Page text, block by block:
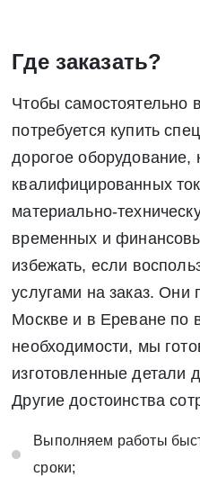
Где заказать?
Чтобы самостоятельно
потребуется купить
дорогое оборудование,
квалифицированных
материально-
временных и
избежать, если
услугами на заказ. Они
Москве и в Ереване по
необходимости, мы
изготовленные детали
Другие достоинства
Выполняем работы
сроки;